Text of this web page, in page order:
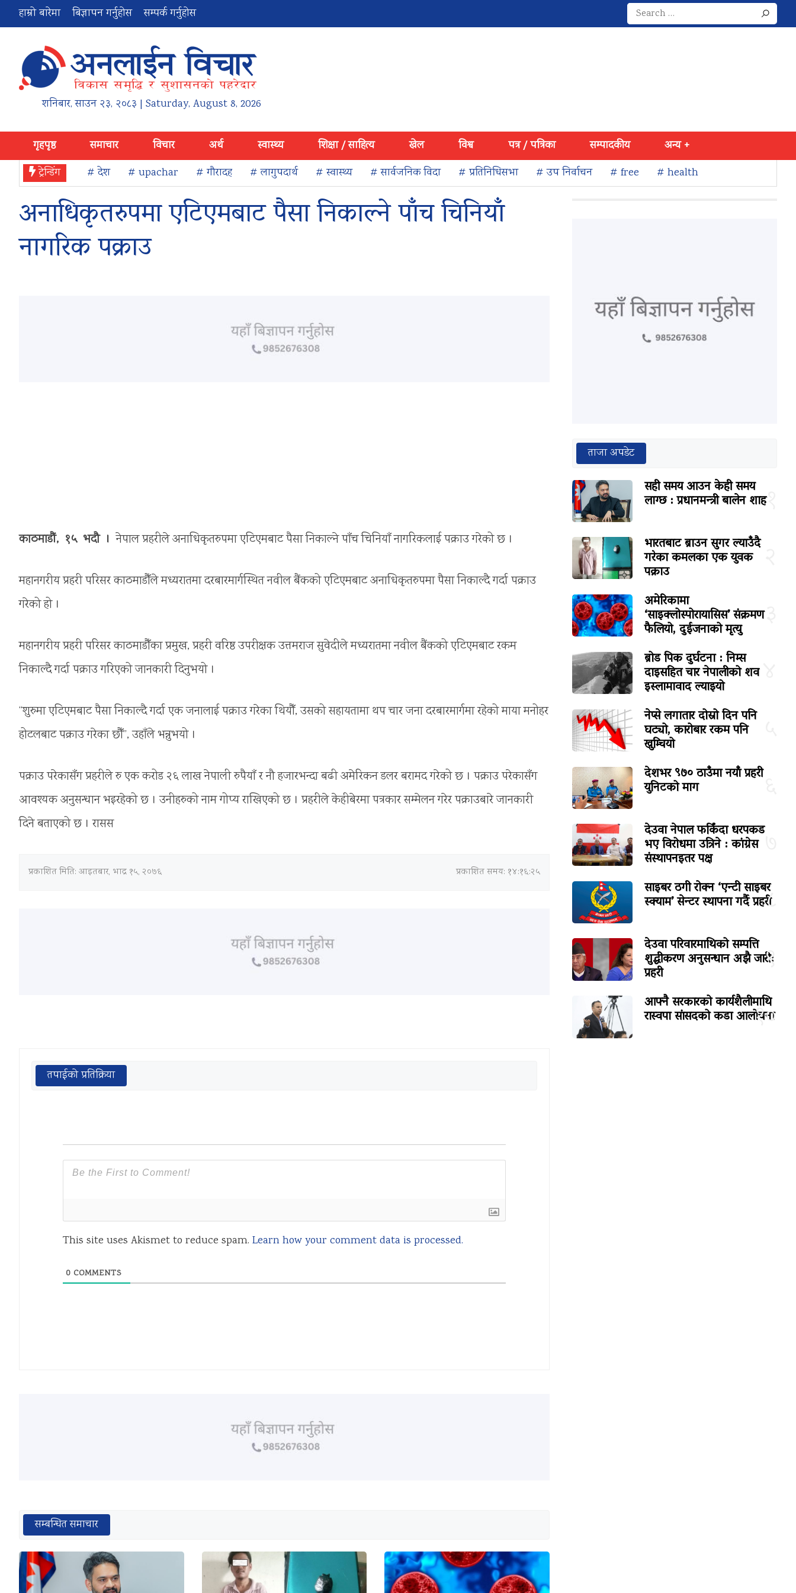
हाम्रो बारेमा बिज्ञापन गर्नुहोस सम्पर्क गर्नुहोस
Search
for:
शनिबार,साउन २३, २०८३ | Saturday, August 8, 2026
गृहपृष्ठ समाचार विचार अर्थ स्वास्थ्य शिक्षा / साहित्य खेल विश्व पत्र / पत्रिका सम्पादकीय
अन्य +
ट्रेन्डिंग
# देश # upachar # गौरादह # लागुपदार्थ # स्वास्थ्य # सार्वजनिक विदा # प्रतिनिधिसभा # उप निर्वाचन # free # health
अनाधिकृतरुपमा एटिएमबाट पैसा निकाल्ने पाँच चिनियाँ
नागरिक पक्राउ
काठमाडौं, १५ भदौ । नेपाल प्रहरीले अनाधिकृतरुपमा एटिएमबाट पैसा निकाल्ने पाँच चिनियाँ नागरिकलाई पक्राउ गरेको छ ।
महानगरीय प्रहरी परिसर काठमाडौँले मध्यरातमा दरबारमार्गस्थित नवील बैंकको एटिएमबाट अनाधिकृतरुपमा पैसा निकाल्दै गर्दा पक्राउ
गरेको हो ।
महानगरीय प्रहरी परिसर काठमाडौँका प्रमुख, प्रहरी वरिष्ठ उपरीक्षक उत्तमराज सुवेदीले मध्यरातमा नवील बैंकको एटिएमबाट रकम
निकाल्दै गर्दा पक्राउ गरिएको जानकारी दिनुभयो ।
“शुरुमा एटिएमबाट पैसा निकाल्दै गर्दा एक जनालाई पक्राउ गरेका थियौँ, उसको सहायतामा थप चार जना दरबारमार्गमा रहेको माया मनोहर
होटलबाट पक्राउ गरेका छौँ”, उहाँले भन्नुभयो ।
पक्राउ परेकासँग प्रहरीले रु एक करोड २६ लाख नेपाली रुपैयाँ र नौ हजारभन्दा बढी अमेरिकन डलर बरामद गरेको छ । पक्राउ परेकासँग
आवश्यक अनुसन्धान भइरहेको छ । उनीहरुको नाम गोप्य राखिएको छ । प्रहरीले केहीबेरमा पत्रकार सम्मेलन गरेर पक्राउबारे जानकारी
दिने बताएको छ । रासस
प्रकाशित मिति: आइतबार, भाद्र १५, २०७६ प्रकाशित समय: १४:१६:२५
तपाईको प्रतिक्रिया
This site uses Akismet to reduce spam. Learn how your comment data is processed.
0 COMMENTS
सम्बन्धित समाचार
ताजा अपडेट
१
सही समय आउन केही समय
लाग्छ : प्रधानमन्त्री बालेन शाह
भारतबाट ब्राउन सुगर ल्याउँदै
गरेका कमलका एक युवक
पक्राउ
३
अमेरिकामा
‘साइक्लोस्पोरायासिस’ संक्रमण
फैलियो, दुईजनाको मृत्यु
ब्रोड पिक दुर्घटना : निम्स
दाइसहित चार नेपालीको शव
इस्लामावाद ल्याइयो
नेप्से लगातार दोस्रो दिन पनि
घट्यो, कारोबार रकम पनि
खुम्चियो
देशभर ९७० ठाउँमा नयाँ प्रहरी
युनिटको माग
७
देउवा नेपाल फर्किंदा धरपकड
भए विरोधमा उत्रिने : कांग्रेस
संस्थापनइतर पक्ष
८
साइबर ठगी रोक्न ‘एन्टी साइबर
स्क्याम’ सेन्टर स्थापना गर्दै प्रहरी
९
देउवा परिवारमाथिको सम्पत्ति
शुद्धीकरण अनुसन्धान अझै जारी:
प्रहरी
१०
आफ्नै सरकारको कार्यशैलीमाथि
रास्वपा सांसदको कडा आलोचना